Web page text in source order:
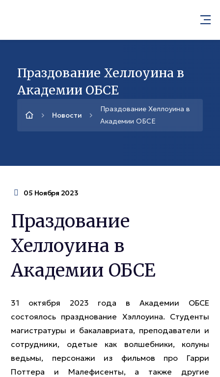
Праздование Хеллоуина в
Академии ОБСЕ
Новости
Праздование Хеллоуина в
Академии ОБСЕ
05 Ноября 2023
Праздование
Хеллоуина в
Академии ОБСЕ
31 октября 2023 года в Академии ОБСЕ
состоялось празднование Хэллоуина. Студенты
магистратуры и бакалавриата, преподаватели и
сотрудники, одетые как волшебники, колуны
ведьмы, персонажи из фильмов про Гарри
Поттера и Малефисенты, а также другие